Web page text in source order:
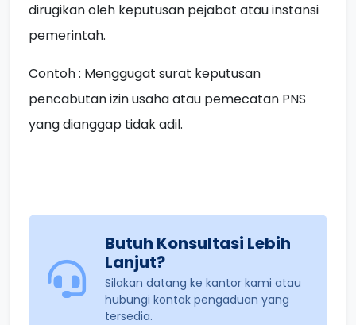
dirugikan oleh keputusan pejabat atau instansi
pemerintah.
Contoh : Menggugat surat keputusan
pencabutan izin usaha atau pemecatan PNS
yang dianggap tidak adil.
Butuh Konsultasi Lebih
Lanjut?
Silakan datang ke kantor kami atau
hubungi kontak pengaduan yang
tersedia.